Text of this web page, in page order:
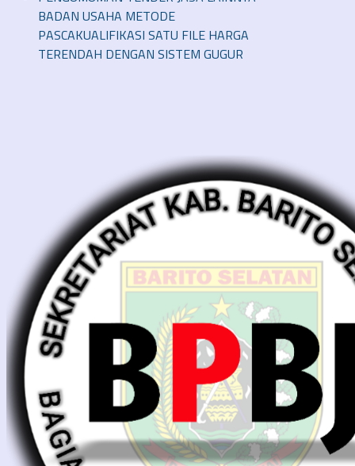
BADAN USAHA METODE
PASCAKUALIFIKASI SATU FILE HARGA
TERENDAH DENGAN SISTEM GUGUR